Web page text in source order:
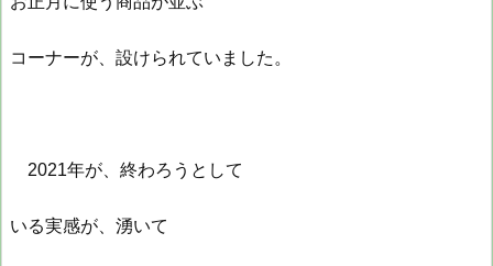
コーナーが、設けられていました。
2021年が、終わろうとして
いる実感が、湧いて